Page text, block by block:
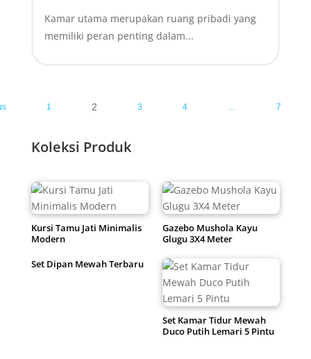
Kamar utama merupakan ruang pribadi yang
memiliki peran penting dalam...
1 2 3 4 … 7
Koleksi Produk
Kursi Tamu Jati Minimalis
Modern
Gazebo Mushola Kayu
Glugu 3X4 Meter
Set Dipan Mewah Terbaru
Set Kamar Tidur Mewah
Duco Putih Lemari 5 Pintu